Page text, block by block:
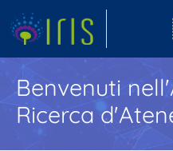
Benvenuti
Ricerca